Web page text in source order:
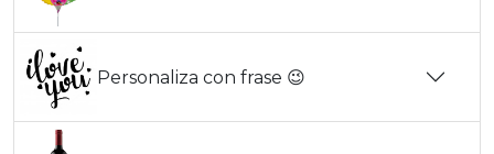
Personaliza con frase 😉